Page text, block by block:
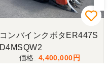
コンバインクボタER447S
D4MSQW2
4,400,000